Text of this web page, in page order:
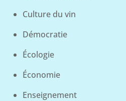
Culture du vin
Démocratie
Écologie
Économie
Enseignement